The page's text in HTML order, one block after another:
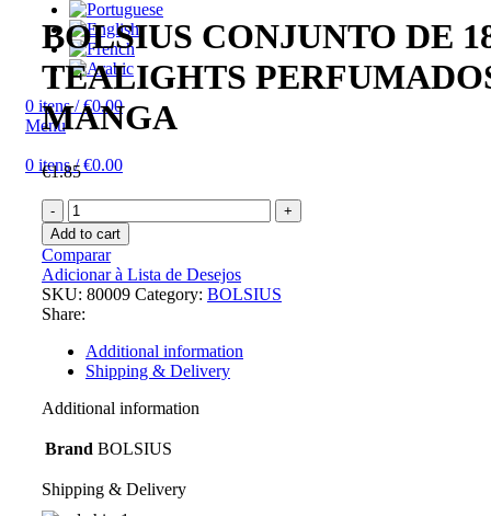
0 itens / €0.00
Menu
0 itens / €0.00
BOLSIUS CONJUNTO DE
TEALIGHTS
MANGA
€1.85
Add to cart
Comparar
Adicionar à Lista de Desejos
SKU: 80009 Category: BOLSIUS
Share:
Additional information
Shipping & Delivery
Additional information
Brand BOLSIUS
Shipping & Delivery